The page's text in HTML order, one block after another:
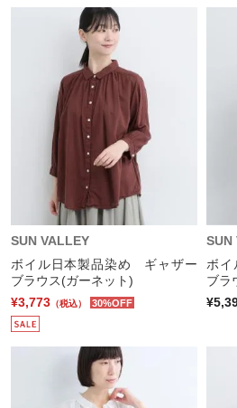
SUN VALLEY
ボイル日本製品染め ギャザー
ブラウス(ガーネット)
¥3,773 （税込） 30%OFF
SUN
ボ
ブラ